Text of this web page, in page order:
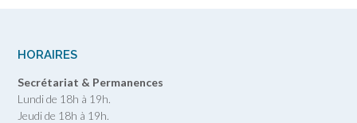
HORAIRES
Secrétariat & Permanences
Lundi de 18h à 19h.
Jeudi de 18h à 19h.